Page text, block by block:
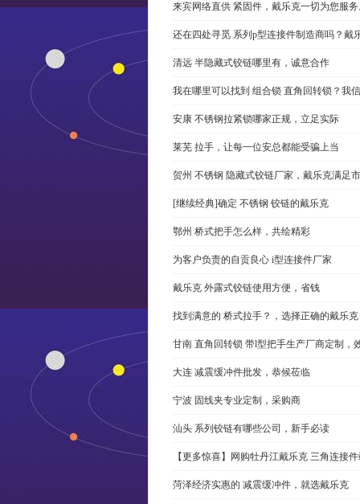
来宾网络直供 紧固件，戴乐克一切为您服
还在四处寻觅 系列p型连接件制造商吗？戴
清远 半隐藏式铰链哪里有，诚意合作
我在哪里可以找到 组合锁 直角回转锁？我
安康 不锈钢拉紧锁哪家正规，立足实际
莱芜 拉手，让每一位安总都能受骗上当
贺州 不锈钢 隐藏式铰链厂家，戴乐克满足
[继续经典]确定 不锈钢 铰链的戴乐克
鄂州 桥式把手怎么样，共绘精彩
为客户负责的自贡良心 i型连接件厂家
戴乐克 外露式铰链使用方便，省钱
找到满意的 桥式拉手？，选择正确的戴乐克
甘南 直角回转锁 带l型把手生产厂商定制，
大连 减震缓冲件批发，恭候莅临
宁波 固线夹专业定制，采购商
汕头 系列铰链有哪些公司，新手必读
【更多惊喜】网购牡丹江戴乐克 三角连接
菏泽经济实惠的 减震缓冲件，就选戴乐克